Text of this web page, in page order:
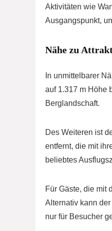
Aktivitäten wie
Ausgangspunkt,
Nähe zu
In unmittelbarer
auf 1.317 m Höhe
Berglandschaft.
Des Weiteren ist
entfernt, die mit
beliebtes
Für Gäste, die mit
Alternativ kann
nur für Besucher